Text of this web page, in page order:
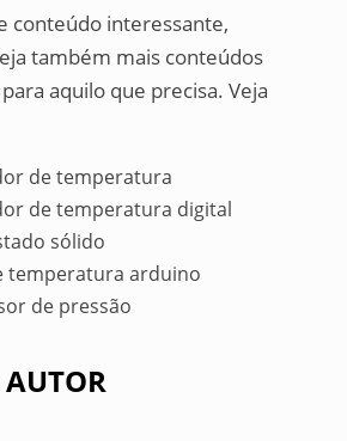
conteúdo interessante,
também mais conteúdos
aquilo que precisa. Veja
de temperatura
de temperatura digital
sólido
temperatura arduino
de pressão
AUTOR